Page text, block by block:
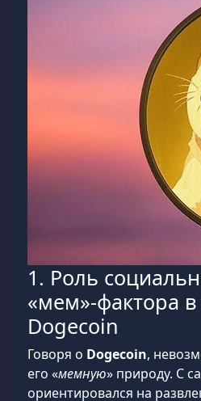
1. Роль
«мем»-фактора в
Dogecoin
Говоря о Dogecoin,
его «мемную» природу. С
ориентировался на